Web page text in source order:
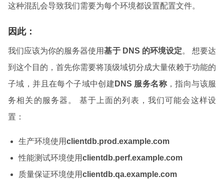
这种混乱会导致我们需要为每个环境都设置配置文件。
因此：
我们应该为你的服务器使用基于 DNS 的环境设定。 想要达
到这个目的，首先你需要将顶级域切分成大量依赖于功能的
子域，并且在每个子域中创建 DNS 服务名称 ，指向与该服
务相关的服务器。 基于上面的列表，我们可能会这样设
置：
生产环境使用clientdb.prod.example.com
性能测试环境使用clientdb.perf.example.com
质量保证环境使用clientdb.qa.example.com